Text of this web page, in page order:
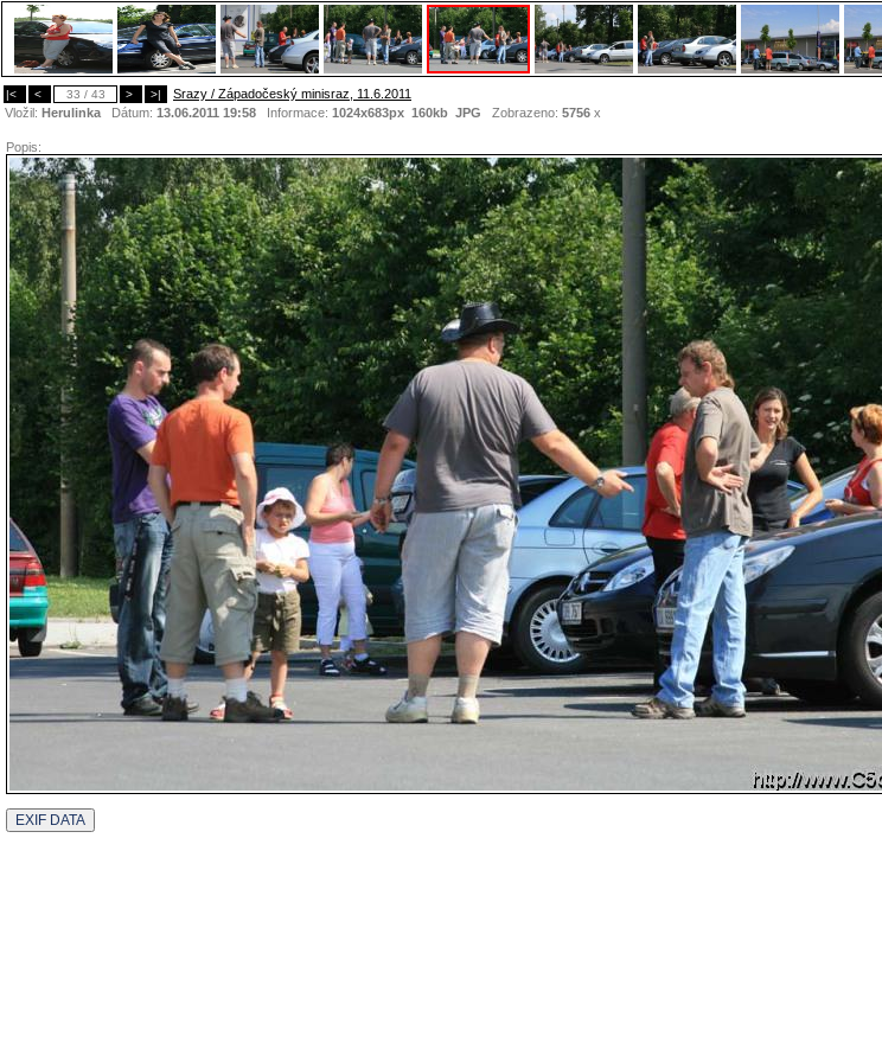
|< < 33 / 43 > >|
Srazy / Západočeský minisraz, 11.6.2011
Vložil: Herulinka Dátum: 13.06.2011 19:58 Informace: 1024x683px 160kb JPG Zobrazeno: 5756 x
Popis: